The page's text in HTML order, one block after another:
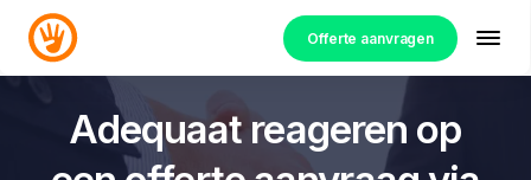
Offerte aanvragen
Adequaat reageren op